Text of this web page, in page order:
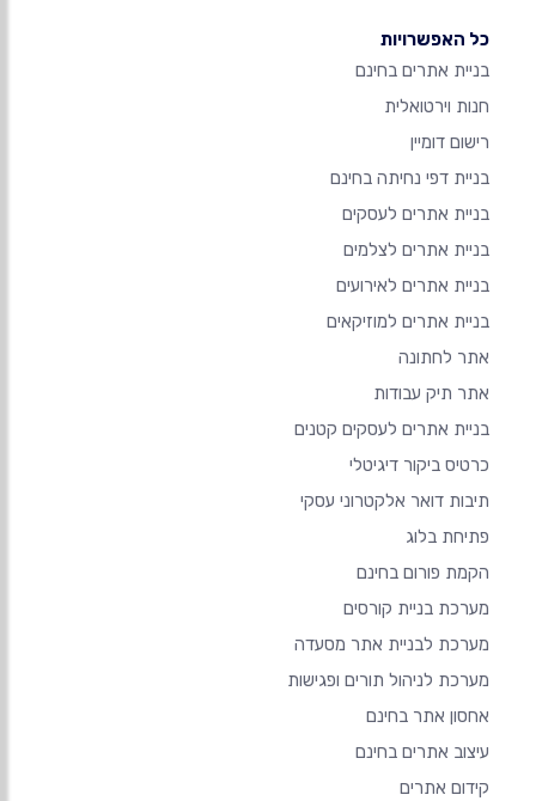
כל האפשרויות
בניית אתרים בחינם
חנות וירטואלית
רישום דומיין
בניית דפי נחיתה בחינם
בניית אתרים לעסקים
בניית אתרים לצלמים
בניית אתרים לאירועים
בניית אתרים למוזיקאים
אתר לחתונה
אתר תיק עבודות
בניית אתרים לעסקים קטנים
כרטיס ביקור דיגיטלי
תיבות דואר אלקטרוני עסקי
פתיחת בלוג
הקמת פורום בחינם
מערכת בניית קורסים
מערכת לבניית אתר מסעדה
מערכת לניהול תורים ופגישות
אחסון אתר בחינם
עיצוב אתרים בחינם
קידום אתרים